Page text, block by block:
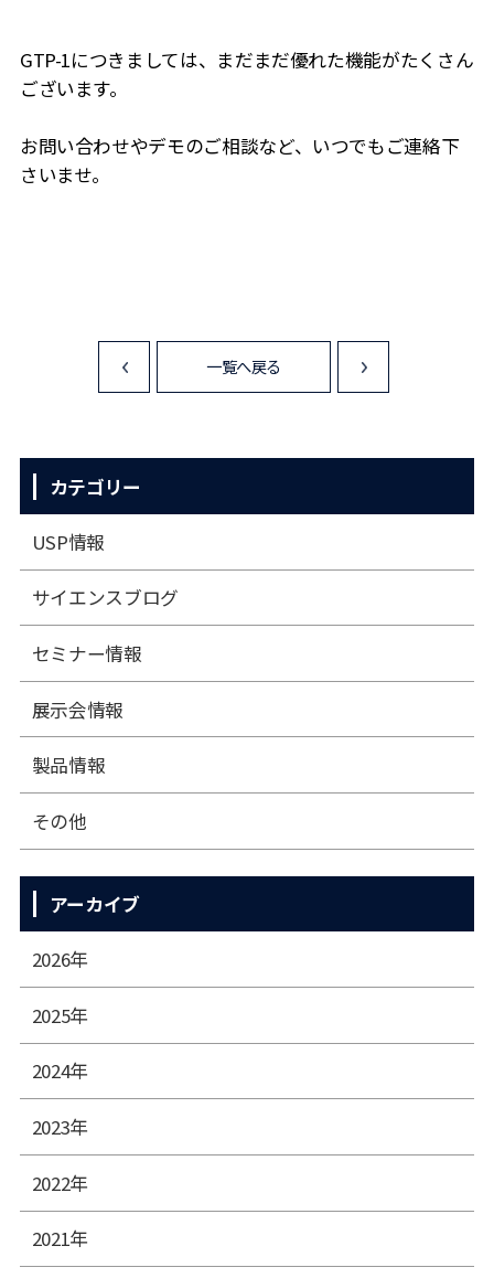
GTP-1につきましては、まだまだ優れた機能がたくさん
ございます。
お問い合わせやデモのご相談など、いつでもご連絡下
さいませ。
<
一覧へ戻る
カテゴリー
USP情報
サイエンスブログ
セミナー情報
展⽰会情報
製品情報
その他
アーカイブ
2026年
2025年
2024年
2023年
2022年
2021年